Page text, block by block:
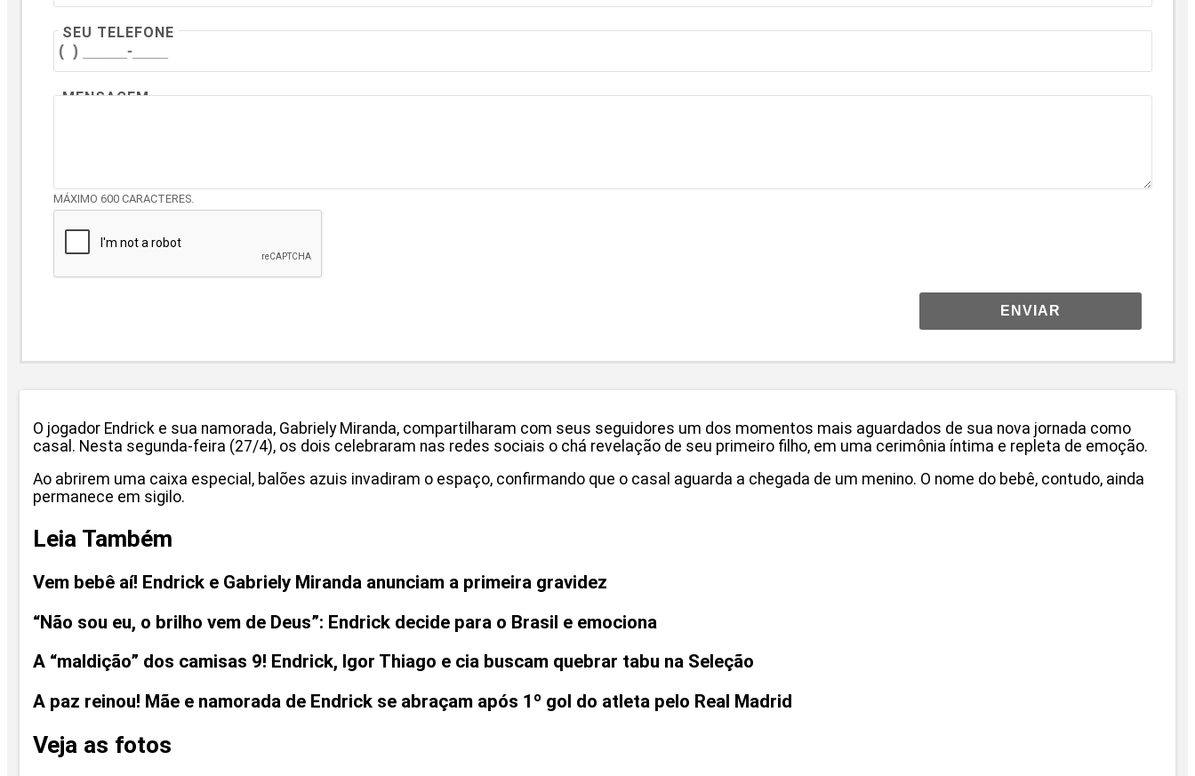
SEU TELEFONE
MENSAGEM
MÁXIMO 600 CARACTERES.
ENVIAR
O jogador Endrick e sua namorada, Gabriely Miranda, compartilharam com seus seguidores um dos momentos mais aguardados de sua nova jornada como
casal. Nesta segunda-feira (27/4), os dois celebraram nas redes sociais o chá revelação de seu primeiro filho, em uma cerimônia íntima e repleta de emoção.
Ao abrirem uma caixa especial, balões azuis invadiram o espaço, confirmando que o casal aguarda a chegada de um menino. O nome do bebê, contudo, ainda
permanece em sigilo.
Leia Também
Vem bebê aí! Endrick e Gabriely Miranda anunciam a primeira gravidez
“Não sou eu, o brilho vem de Deus”: Endrick decide para o Brasil e emociona
A “maldição” dos camisas 9! Endrick, Igor Thiago e cia buscam quebrar tabu na Seleção
A paz reinou! Mãe e namorada de Endrick se abraçam após 1º gol do atleta pelo Real Madrid
Veja as fotos